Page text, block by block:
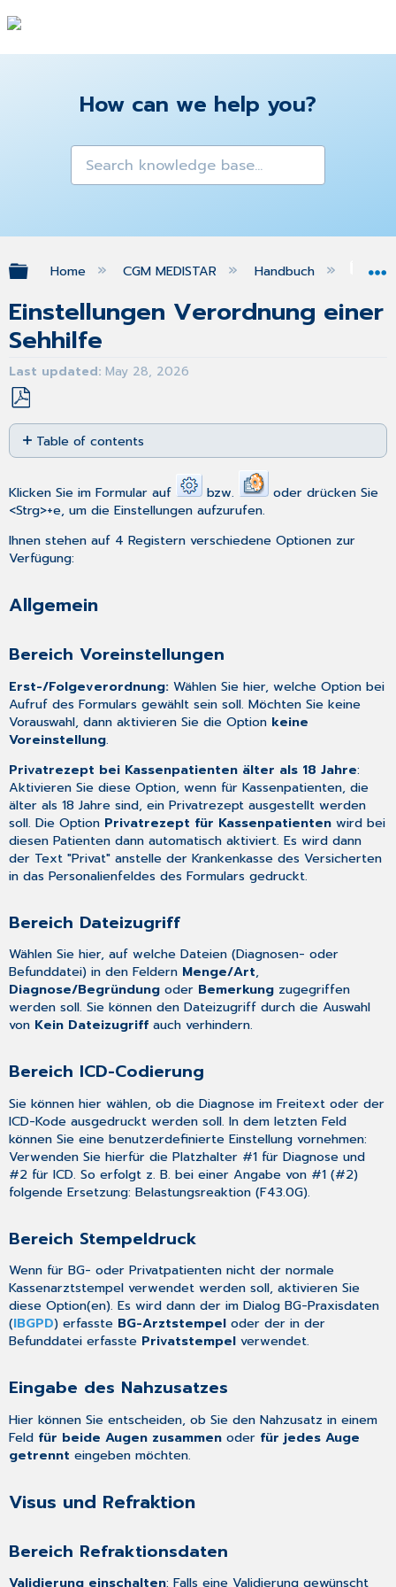
How can we help you?
Expand/collapse global hierarchy
Home CGM MEDISTAR Handbuch
Einstellungen Verordnung einer
Sehhilfe
Last updated May 28, 2026
Save
as
PDF
Table of contents
Bereich
Voreinstellungen
Dateizugriff
Bereich
Codierung
Eingabe
des
Nahzusatzes
Visus
und
Bereich
Refraktionsdaten
Bereich
Laden
MD-
Speicherung
Vermerk
spezifische
MD-
Zeile
Bereich
Leistungsziffern
Refraktionswerte
Nahbrille
speichern
Druck
Klicken Sie im Formular auf bzw.
oder drücken Sie
<Strg>+e, um die Einstellungen aufzurufen.
Ihnen stehen auf 4 Registern verschiedene Optionen zur
Verfügung:
Allgemein
Bereich Voreinstellungen
Erst-/Folgeverordnung: Wählen Sie hier, welche Option bei
Aufruf des Formulars gewählt sein soll. Möchten Sie keine
Vorauswahl, dann aktivieren Sie die Option keine
Voreinstellung.
Privatrezept bei Kassenpatienten älter als 18 Jahre:
Aktivieren Sie diese Option, wenn für Kassenpatienten, die
älter als 18 Jahre sind, ein Privatrezept ausgestellt werden
soll. Die Option Privatrezept für Kassenpatienten wird bei
diesen Patienten dann automatisch aktiviert. Es wird dann
der Text "Privat" anstelle der Krankenkasse des Versicherten
in das Personalienfeldes des Formulars gedruckt.
Bereich Dateizugriff
Wählen Sie hier, auf welche Dateien (Diagnosen- oder
Befunddatei) in den Feldern Menge/Art,
Diagnose/Begründung oder Bemerkung zugegriffen
werden soll. Sie können den Dateizugriff durch die Auswahl
von Kein Dateizugriff auch verhindern.
Bereich ICD-Codierung
Sie können hier wählen, ob die Diagnose im Freitext oder der
ICD-Kode ausgedruckt werden soll. In dem letzten Feld
können Sie eine benutzerdefinierte Einstellung vornehmen:
Verwenden Sie hierfür die Platzhalter #1 für Diagnose und
#2 für ICD. So erfolgt z. B. bei einer Angabe von #1 (#2)
folgende Ersetzung: Belastungsreaktion (F43.0G).
Bereich Stempeldruck
Wenn für BG- oder Privatpatienten nicht der normale
Kassenarztstempel verwendet werden soll, aktivieren Sie
diese Option(en). Es wird dann der im DialogBG-Praxisdaten
(IBGPD) erfasste BG-Arztstempel oder der in der
Befunddatei erfasste Privatstempel verwendet.
Eingabe des Nahzusatzes
Hier können Sie entscheiden, ob Sie den Nahzusatz in einem
Feld für beide Augen zusammen oder für jedes Auge
getrennt eingeben möchten.
Visus und Refraktion
Bereich Refraktionsdaten
Validierung einschalten: Falls eine Validierung gewünscht